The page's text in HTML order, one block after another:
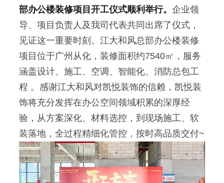
部办公楼装修项目开工仪式顺利举行。 企业领
导、项目负责人及我司代表共同出席了仪式，
见证这一重要时刻。江大和风总部办公楼装修
项目位于广州从化，装修面积约7540㎡，服务
涵盖设计、施工、空调、智能化、消防总包工
程 。感谢江大和风对凯悦装饰的信赖，凯悦装
饰将充分发挥在办公空间领域积累的深厚经
验，从方案深化、材料选控，到现场施工、软
装落地，全过程精细化管控，按时高品质交付~